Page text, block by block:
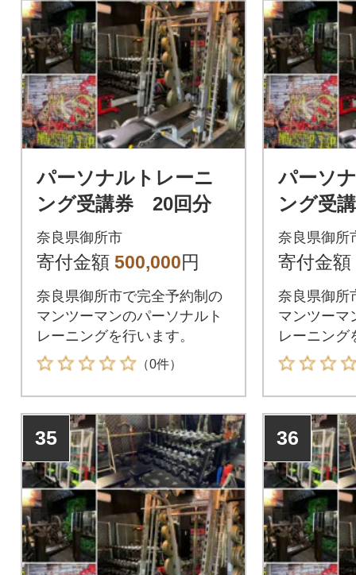
パーソナルトレーニ
ング受講券 20回分
奈良県御所市
寄付金額 500,000円
奈良県御所市で完全予約制の
マンツーマンのパーソナルト
レーニングを行います。
（0件）
パーソ
ング受
奈良県御所
寄付金額
奈良県御所
マンツーマ
レーニング
35 36